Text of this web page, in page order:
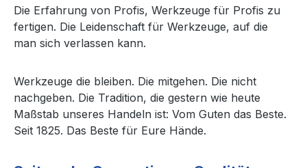
Die Erfahrung von Profis, Werkzeuge für Profis zu
fertigen. Die Leidenschaft für Werkzeuge, auf die
man sich verlassen kann.
Werkzeuge die bleiben. Die mitgehen. Die nicht
nachgeben. Die Tradition, die gestern wie heute
Maßstab unseres Handeln ist: Vom Guten das Beste.
Seit 1825. Das Beste für Eure Hände.